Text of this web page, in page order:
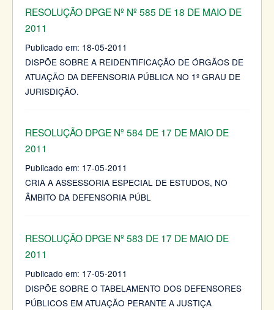
RESOLUÇÃO DPGE Nº Nº 585 DE 18 DE MAIO DE
2011
Publicado em: 18-05-2011
DISPÕE SOBRE A REIDENTIFICAÇÃO DE ÓRGÃOS DE
ATUAÇÃO DA DEFENSORIA PÚBLICA NO 1º GRAU DE
JURISDIÇÃO.
RESOLUÇÃO DPGE Nº 584 DE 17 DE MAIO DE
2011
Publicado em: 17-05-2011
CRIA A ASSESSORIA ESPECIAL DE ESTUDOS, NO
ÂMBITO DA DEFENSORIA PÚBL
RESOLUÇÃO DPGE Nº 583 DE 17 DE MAIO DE
2011
Publicado em: 17-05-2011
DISPÕE SOBRE O TABELAMENTO DOS DEFENSORES
PÚBLICOS EM ATUAÇÃO PERANTE A JUSTIÇA